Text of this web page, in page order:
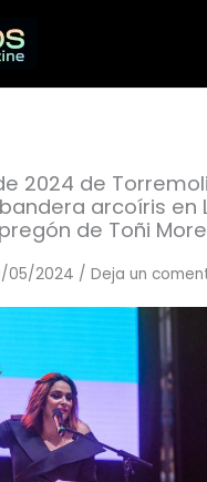
2024 de
arcoíris en
de Toñi
05/2024 /Deja un